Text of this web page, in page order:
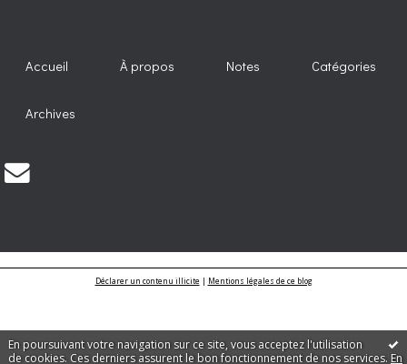
En poursuivant votre navigation sur ce site, vous acceptez l'utilisation
de cookies. Ces derniers assurent le bon fonctionnement de nos services. En
Accueil À propos Notes Catégories
Archives
Déclarer un contenu illicite| Mentions légales de ce blog